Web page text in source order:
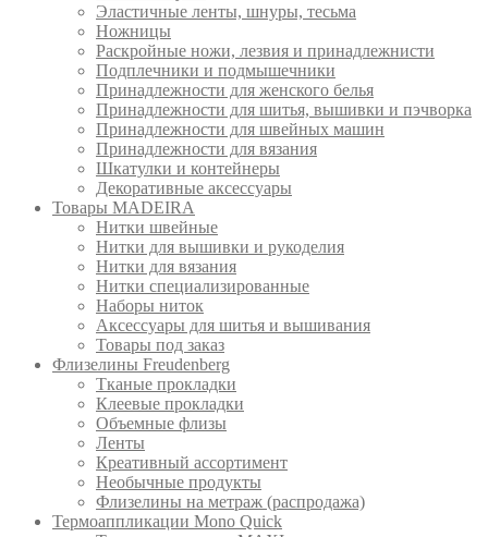
Эластичные ленты, шнуры, тесьма
Ножницы
Раскройные ножи, лезвия и принадлежнисти
Подплечники и подмышечники
Принадлежности для женского белья
Принадлежности для шитья, вышивки и пэчворка
Принадлежности для швейных машин
Принадлежности для вязания
Шкатулки и контейнеры
Декоративные аксессуары
Товары MADEIRA
Нитки швейные
Нитки для вышивки и рукоделия
Нитки для вязания
Нитки специализированные
Наборы ниток
Аксессуары для шитья и вышивания
Товары под заказ
Флизелины Freudenberg
Тканые прокладки
Клеевые прокладки
Объемные флизы
Ленты
Креативный ассортимент
Необычные продукты
Флизелины на метраж (распродажа)
Термоаппликации Mono Quick